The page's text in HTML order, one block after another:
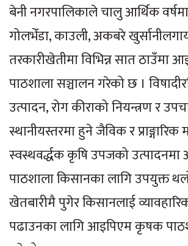
बेनी नगरपालिकाले चालु आर्थिक
गोलभेँडा, काउली, अकबरे
तरकारीखेतीमा विभिन्न सात ठाउँमा
पाठशाला सञ्चालन गरेको छ ।
उत्पादन, रोग कीराको नियन्त्रण र
स्थानीयस्तरमा हुने जैविक र
स्वस्थवर्द्धक कृषि उपजको
पाठशाला किसानका लागि उपयुक्त
खेतबारीमै पुगेर किसानलाई
पढाउनका लागि आइपिएम कृषक